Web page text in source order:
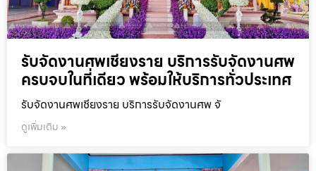
รับจัดงานศพเชียงราย บริการรับจัดงานศพ
ครบจบในที่เดียว พร้อมให้บริการทั่วประเทศ
รับจัดงานศพเชียงราย บริการรับจัดงานศพ จั
ดูเพิ่มเติม »